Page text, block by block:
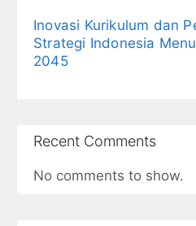
Inovasi Kurikulum dan
Strategi Indonesia
2045
Recent Comments
No comments to show.